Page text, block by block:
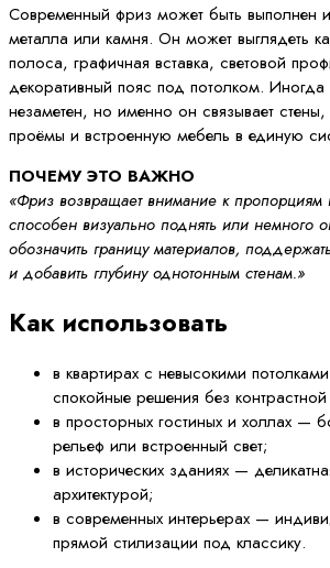
Современный фриз может быть выполнен
металла или камня. Он может выглядеть
полоса, графичная вставка, световой
декоративный пояс под потолком. Иногда
незаметен, но именно он связывает
проёмы и встроенную мебель в единую
ПОЧЕМУ ЭТО ВАЖНО
«Фриз возвращает внимание к
способен визуально поднять или немного
обозначить границу материалов,
и добавить глубину однотонным стенам.»
Как использовать
в квартирах с невысокими
спокойные решения без
в просторных гостиных и холлах —
рельеф или встроенный свет;
в исторических зданиях —
архитектурой;
в современных интерьерах —
прямой стилизации под классику.